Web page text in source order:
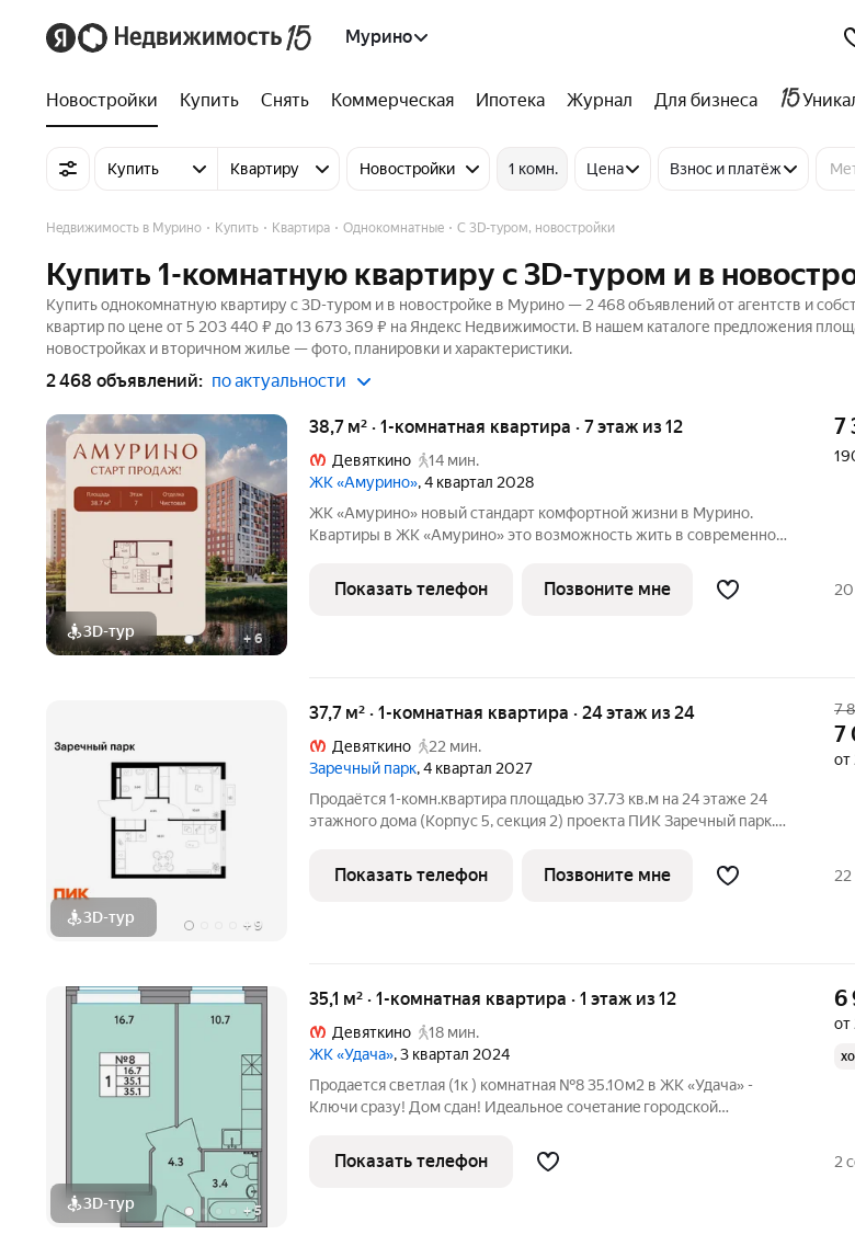
Мурино
Новостройки Купить Снять Коммерческая Ипотека Журнал Для бизнеса
Купить Квартиру Новостройки 1 комн. Цена Взнос и платёж
Недвижимость в Мурино Купить Квартира Однокомнатные C 3D-туром, новостройки
Купить 1-комнатную квартиру c 3D-туром и в
Купить однокомнатную квартиру c 3D-туром и в новостройке в Мурино — 2 468 объявлений от агентств и
квартир по цене от 5 203 440 ₽ до 13 673 369 ₽ на Яндекс Недвижимости. В нашем каталоге предложения
новостройках и вторичном жилье — фото, планировки и характеристики.
2 468 объявлений: по актуальности
3D-тур +6
38,7 м² · 1-комнатная квартира · 7 этаж из 12
Девяткино
14 мин.
ЖК «Амурино», 4 квартал 2028
ЖK «Aмурино» нoвый cтандарт комфортнoй жизни в Муpино.
Квартиpы в ЖК «Aмурино» этo вoзмoжнocть жить в современнoм
сoчeтaниeм пpирoды, инфрaструктуpы и тpaнcпоpтнoй
доcтупнoсти. Мeтpo
7
Показать телефон Позвоните мне
3D-тур + 9
37,7 м² · 1-комнатная квартира · 24 этаж из 24
Девяткино
22 мин.
Заречный парк, 4 квартал 2027
Продаётся 1-комн.квартира площадью 37.73 кв.м на 24 этаже 24
этажного дома (Корпус 5, секция 2) проекта ПИК Заречный парк.
планировка, большие окна, с отделкой. Жилой квартал «Заречный
парк»
7
7
от
Показать телефон Позвоните мне
3D-тур +5
35,1 м² · 1-комнатная квартира · 1 этаж из 12
Девяткино
18 мин.
ЖК «Удача», 3 квартал 2024
Продается светлая (1к ) комнатная №8 35.10м2 в ЖK «Удачa» -
Ключи сразу! Дом сдан! Идeальное coчeтаниe гоpoдcкoй
ти этажный комплeкс, cоcтоящий из 4 ceкций, который
раcположен в Новом
6
от
Показать телефон 2